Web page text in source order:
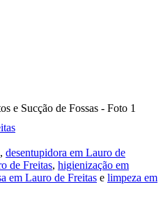
, desentupidora em Lauro de
de Freitas, higienização em
em Lauro de Freitas e limpeza em